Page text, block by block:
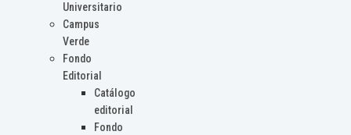
Universitario
Campus
Verde
Fondo
Editorial
Catálogo
editorial
Fondo